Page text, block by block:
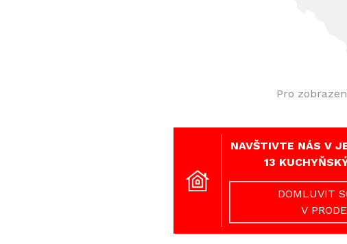
Pro
NAVŠTIVTE NÁS V
13
DOMLUVIT
V